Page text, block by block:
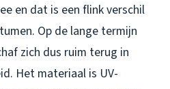
en dat is een flink verschil
Op de lange termijn
zich dus ruim terug in
Het materiaal is UV-